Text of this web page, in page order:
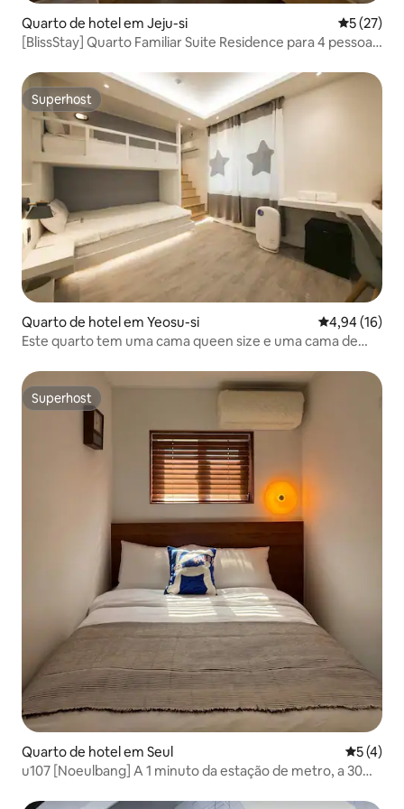
Quarto de hotel em Jeju-si
5 (27)
[BlissStay] Quarto Familiar Suite Residence para 4 pessoas
Superhost
Superhost
Quarto de hotel em Yeosu-si Classificação
4,94 (16)
Este quarto tem uma cama queen size e uma cama de
Superhost
Superhost
Quarto de hotel em Seul
5 (4)
u107 [Noeulbang] A 1 minuto da estação de metro, a 30